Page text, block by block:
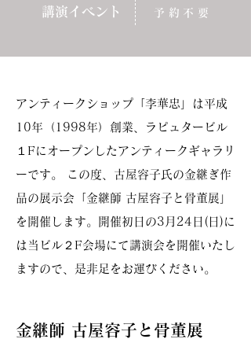
講演イベント 予約不要
アンティークショップ「李華忠」は平成
10年（1998年）創業、ラピュタービル
１Fにオープンしたアンティークギャラリ
ーです。 この度、古屋容子氏の金継ぎ作
品の展示会「金継師 古屋容子と骨董展」
を開催します。開催初日の3月24日(日)に
は当ビル２F会場にて講演会を開催いたし
ますので、是非足をお運びください。
金継師 古屋容子と骨董展